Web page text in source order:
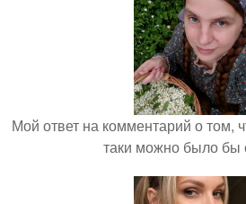
Мой ответ на комментарий о том,
таки можно было бы